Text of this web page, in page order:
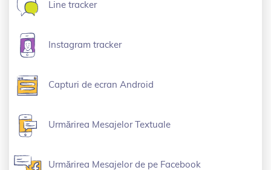
Line tracker
Instagram tracker
Capturi de ecran Android
Urmărirea Mesajelor Textuale
Urmărirea Mesajelor de pe Facebook